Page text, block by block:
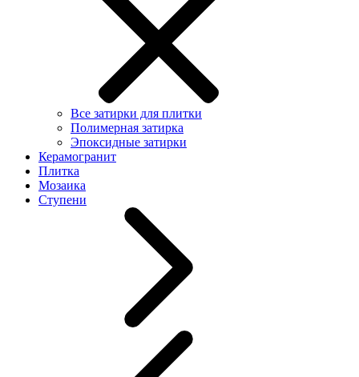
Все затирки для плитки
Полимерная затирка
Эпоксидные затирки
Керамогранит
Плитка
Мозаика
Ступени